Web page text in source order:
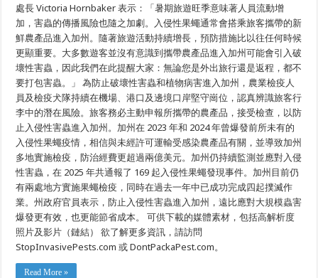
醒
旅
客：
不
要
打
包
害
蟲
處長 Victoria Hornbaker 表示：「暑期旅遊旺季意味著人員流動增
加，害蟲的傳播風險也隨之加劇。入侵性果蠅通常會搭乘旅客攜帶的新
鮮農產品進入加州。隨著旅遊活動持續增長，預防措施比以往任何時候
更顯重要。大多數遊客並沒有意識到攜帶農產品進入加州可能會引入破
壞性害蟲，因此我們在此提醒大家：無論您是外出旅行還是返程，都不
要打包害蟲。」 為防止破壞性害蟲和植物病害進入加州，農業檢疫人
員及檢疫犬隊持續在機場、港口及邊境口岸堅守崗位，認真辨識旅客行
李中的潛在風險。旅客務必主動申報所攜帶的農產品，接受檢查，以防
止入侵性害蟲進入加州。加州在 2023 年和 2024 年曾爆發前所未有的
入侵性果蠅疫情，相信與未經許可運輸受感染農產品有關，並導致加州
多地實施檢疫，防治經費更超過兩億美元。加州仍持續監測並應對入侵
性害蟲，在 2025 年共通報了 169 起入侵性果蠅發現事件。加州目前仍
有兩處地方實施果蠅檢疫，同時在過去一年中已成功完成四起撲滅作
業。州政府官員表示，防止入侵性害蟲進入加州，遠比應對大規模蟲害
爆發更有效，也更能節省成本。 可供下載的媒體素材，包括高解析度
照片及影片（鏈結） 欲了解更多資訊，請訪問
StopInvasivePests.com 或 DontPackaPest.com。
Read More »